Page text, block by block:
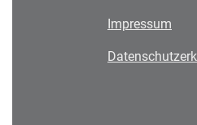
Impressum